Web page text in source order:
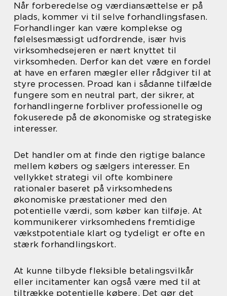
Når forberedelse og værdiansættelse er på
plads, kommer vi til selve forhandlingsfasen.
Forhandlinger kan være komplekse og
følelsesmæssigt udfordrende, især hvis
virksomhedsejeren er nært knyttet til
virksomheden. Derfor kan det være en fordel
at have en erfaren mægler eller rådgiver til at
styre processen. Proad kan i sådanne tilfælde
fungere som en neutral part, der sikrer, at
forhandlingerne forbliver professionelle og
fokuserede på de økonomiske og strategiske
interesser.
Det handler om at finde den rigtige balance
mellem købers og sælgers interesser. En
vellykket strategi vil ofte kombinere
rationaler baseret på virksomhedens
økonomiske præstationer med den
potentielle værdi, som køber kan tilføje. At
kommunikerer virksomhedens fremtidige
vækstpotentiale klart og tydeligt er ofte en
stærk forhandlingskort.
At kunne tilbyde fleksible betalingsvilkår
eller incitamenter kan også være med til at
tiltrække potentielle købere. Det gør det